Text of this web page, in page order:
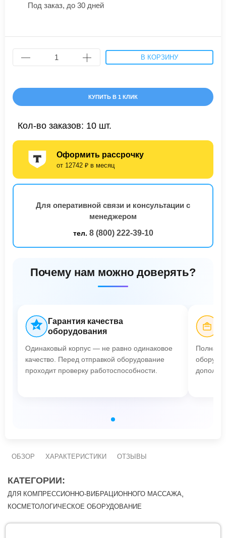
Под заказ, до 30 дней
В КОРЗИНУ
КУПИТЬ В 1 КЛИК
Кол-во заказов: 10 шт.
Оформить рассрочку
от 12742 ₽ в месяц
Для оперативной связи и консультации с
менеджером
тел. 8 (800) 222-39-10
Почему нам можно доверять?
Гарантия качества
оборудования
Одинаковый корпус — не равно одинаковое
качество. Перед отправкой оборудование
проходит проверку работоспособности.
Полная
ОБЗОР ХАРАКТЕРИСТИКИ ОТЗЫВЫ
КАТЕГОРИИ:
ДЛЯ КОМПРЕССИОННО-ВИБРАЦИОННОГО МАССАЖА,
КОСМЕТОЛОГИЧЕСКОЕ ОБОРУДОВАНИЕ